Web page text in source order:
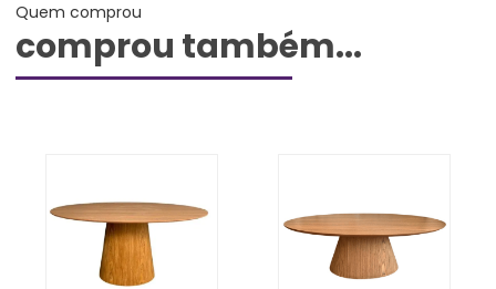
Quem comprou
comprou também...